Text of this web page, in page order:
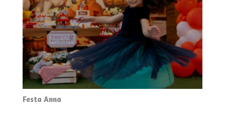
Festa Anna